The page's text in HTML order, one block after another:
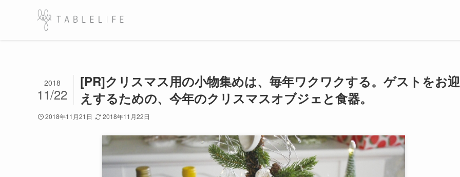
[PR]クリスマス用の小物集めは、毎年ワクワクする。ゲストをお迎
えするための、今年のクリスマスオブジェと食器。
2018
11/22
2018年11月21日 2018年11月22日